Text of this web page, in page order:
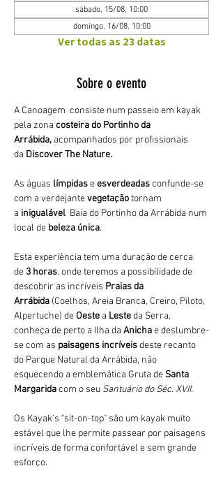
sábado, 15/08, 10:00
domingo, 16/08, 10:00
Ver todas as 23 datas
Sobre o evento
A Canoagem  consiste num passeio em kayak
pela zona costeira do Portinho da
Arrábida, acompanhados por profissionais
da Discover The Nature.
As águas límpidas e esverdeadas confunde-se
com a verdejante vegetação tornam
a inigualável Baía do Portinho da Arrábida num
local de beleza única.
Esta experiência tem uma duração de cerca
de 3 horas, onde teremos a possibilidade de
descobrir as incríveis Praias da
Arrábida (Coelhos, Areia Branca, Creiro, Piloto,
Alpertuche) de Oeste a Leste da Serra,
conheça de perto a Ilha da Anicha e deslumbre-
se com as paisagens incríveis deste recanto
do Parque Natural da Arrábida, não
esquecendo a emblemática Gruta de Santa
Margarida com o seu Santuário do Séc. XVII.
Os Kayak's "sit-on-top" são um kayak muito
estável que lhe permite passear por paisagens
incríveis de forma confortável e sem grande
esforço.